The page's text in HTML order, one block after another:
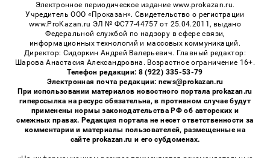
Электронное периодическое издание www.prokazan.ru.
Учредитель ООО «Проказан». Cвидетельство о регистрации
www.ProKazan.ru ЭЛ № ФС77-44757 от 25.04.2011, выдано
Федеральной службой по надзору в сфере связи,
информационных технологий и массовых коммуникаций.
Директор: Сидоркин Андрей Валерьевич. Главный редактор:
Шарова Анастасия Александровна. Возрастное ограничение 16+.
Телефон редакции: 8 (922) 335-53-79
Электронная почта редакции: news@prokazan.ru
При использовании материалов новостного портала prokazan.ru
гиперссылка на ресурс обязательна, в противном случае будут
применены нормы законодательства РФ об авторских и
смежных правах. Редакция портала не несет ответственности за
комментарии и материалы пользователей, размещенные на
сайте prokazan.ru и его субдоменах.